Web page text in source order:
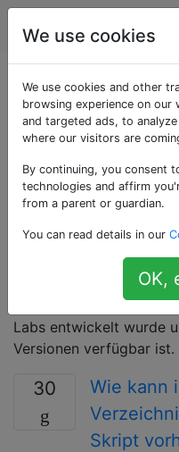
Als
Fragen
Dieses Tag ist
PROGRAMMIERUNG
Softwareprobleme
Exchange-Site oder an
Das Unix-
Betriebssystem, das
Labs entwickelt wurde
Versionen verfügbar ist.
30
Wie kann
Skript
We use cookies
We use cookies and other
browsing experience on
and targeted ads, to
where our visitors are
By continuing, you consent
technologies and affirm
from a parent or guardian.
You can read details in our
OK,